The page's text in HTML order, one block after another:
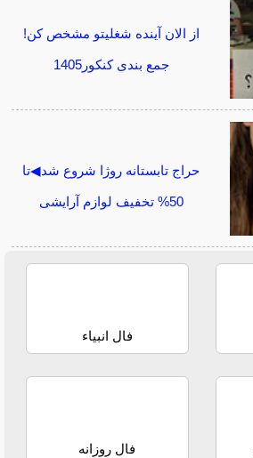
از الان آینده شغلیتو مشخص کن!
جمع بندی کنکور1405
حراج تابستانه روژا شروع شد◀تا
50% تخفیف لوازم آرایشی
فال انبیاء
فال روزانه